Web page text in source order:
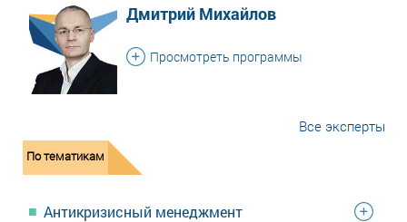
Дмитрий Михайлов
Просмотреть программы
Все эксперты
По тематикам
Антикризисный менеджмент